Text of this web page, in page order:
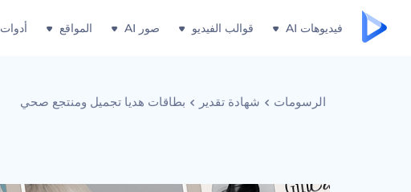
فيديوهات AI قوالب الفيديو صور AI المواقع أدوات
الرسومات شهادة تقدير بطاقات هديا تجميل ومنتجع صحي